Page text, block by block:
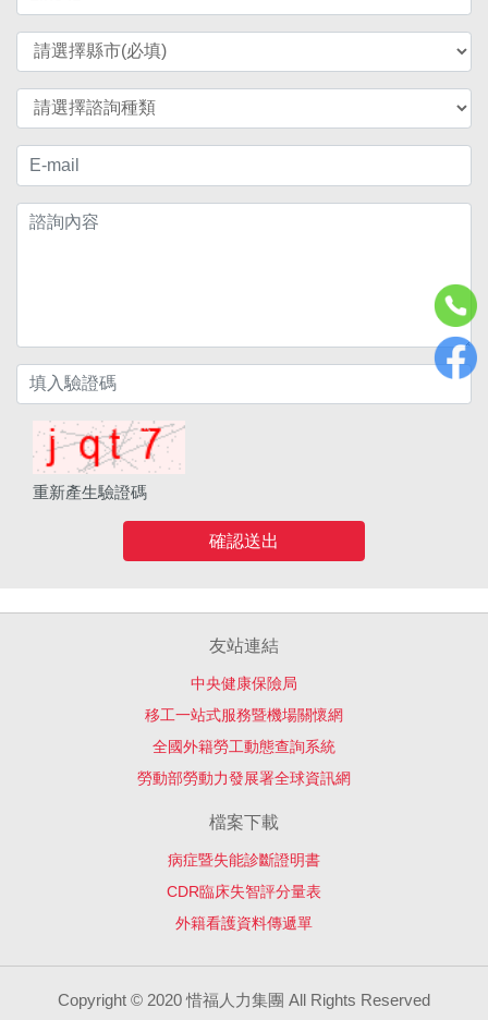
重新產生驗證碼
確認送出
友站連結
中央健康保險局
移工一站式服務暨機場關懷網
全國外籍勞工動態查詢系統
勞動部勞動力發展署全球資訊網
檔案下載
病症暨失能診斷證明書
CDR臨床失智評分量表
外籍看護資料傳遞單
Copyright © 2020 惜福人力集團 All Rights Reserved